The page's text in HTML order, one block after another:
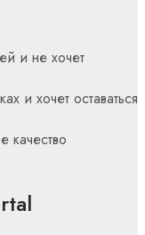
и не хочет
и хочет оставаться
качество